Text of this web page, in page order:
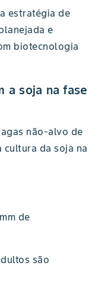
estratégia de
e
biotecnologia
a soja na fase
não-alvo de
cultura da soja na
de
são